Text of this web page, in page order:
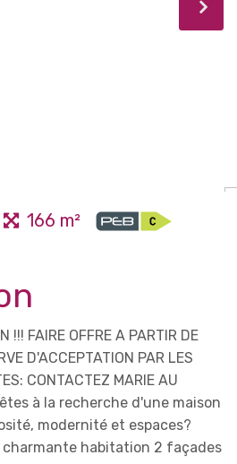
166 m²
!!! FAIRE OFFRE A PARTIR DE
D'ACCEPTATION PAR LES
CONTACTEZ MARIE AU
à la recherche d'une maison
modernité et espaces?
habitation 2 façades